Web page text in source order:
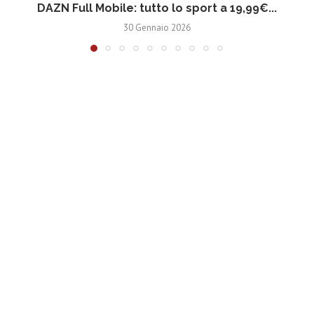
DAZN Full Mobile: tutto lo sport a 19,99€...
30 Gennaio 2026